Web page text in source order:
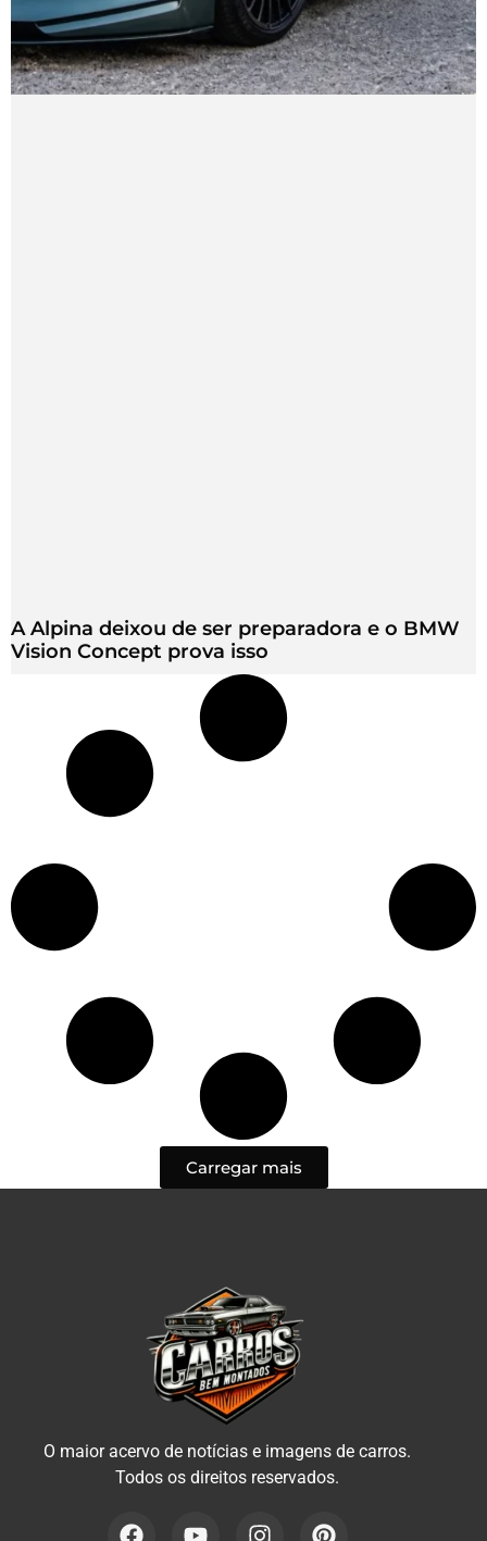
A Alpina deixou de ser preparadora e o BMW
Vision Concept prova isso
Carregar mais
O maior acervo de notícias e imagens de carros.
Todos os direitos reservados.